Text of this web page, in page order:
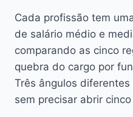
Cada profissão tem
de salário médio e
comparando as cinco
quebra do cargo por
Três ângulos
sem precisar abrir